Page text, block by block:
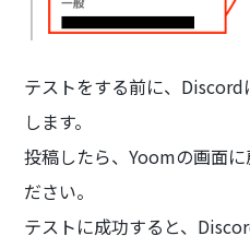
テストをする前に、
します。
投稿したら、Yoomの画面
ださい。
テストに成功すると、